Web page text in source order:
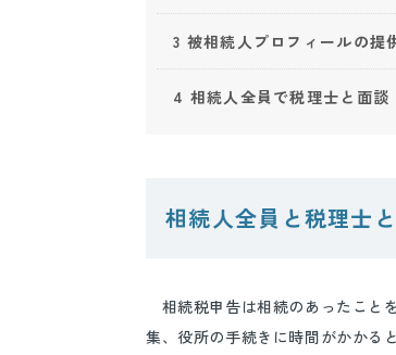
3 被相続人プロフィールの提
4 相続人全員で税理士と面談
相続人全員と税理士
相続税申告は相続のあったこと
集、役所の手続きに時間がかかる